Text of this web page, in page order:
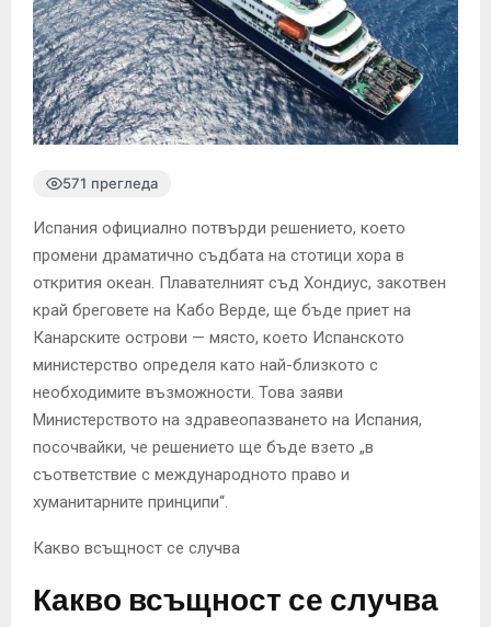
571 прегледа
Испания официално потвърди решението, което
промени драматично съдбата на стотици хора в
открития океан. Плавателният съд Хондиус, закотвен
край бреговете на Кабо Верде, ще бъде приет на
Канарските острови — място, което Испанското
министерство определя като най-близкото с
необходимите възможности. Това заяви
Министерството на здравеопазването на Испания,
посочвайки, че решението ще бъде взето „в
съответствие с международното право и
хуманитарните принципи“.
Какво всъщност се случва
Какво всъщност се случва